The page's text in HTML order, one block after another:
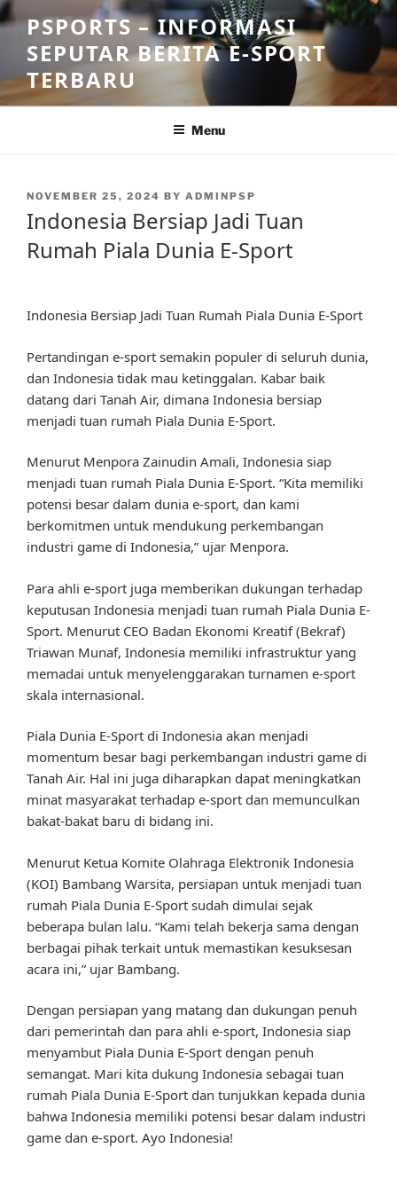
Skip
to
content
PSPORTS – INFORMASI
SEPUTAR BERITA E-SPORT
TERBARU
Menu
POSTED
NOVEMBER 25, 2024 BY ADMINPSP
Indonesia Bersiap Jadi Tuan
Rumah Piala Dunia E-Sport
Indonesia Bersiap Jadi Tuan Rumah Piala Dunia E-Sport
Pertandingan e-sport semakin populer di seluruh dunia,
dan Indonesia tidak mau ketinggalan. Kabar baik
datang dari Tanah Air, dimana Indonesia bersiap
menjadi tuan rumah Piala Dunia E-Sport.
Menurut Menpora Zainudin Amali, Indonesia siap
menjadi tuan rumah Piala Dunia E-Sport. “Kita memiliki
potensi besar dalam dunia e-sport, dan kami
berkomitmen untuk mendukung perkembangan
industri game di Indonesia,” ujar Menpora.
Para ahli e-sport juga memberikan dukungan terhadap
keputusan Indonesia menjadi tuan rumah Piala Dunia E-
Sport. Menurut CEO Badan Ekonomi Kreatif (Bekraf)
Triawan Munaf, Indonesia memiliki infrastruktur yang
memadai untuk menyelenggarakan turnamen e-sport
skala internasional.
Piala Dunia E-Sport di Indonesia akan menjadi
momentum besar bagi perkembangan industri game di
Tanah Air. Hal ini juga diharapkan dapat meningkatkan
minat masyarakat terhadap e-sport dan memunculkan
bakat-bakat baru di bidang ini.
Menurut Ketua Komite Olahraga Elektronik Indonesia
(KOI) Bambang Warsita, persiapan untuk menjadi tuan
rumah Piala Dunia E-Sport sudah dimulai sejak
beberapa bulan lalu. “Kami telah bekerja sama dengan
berbagai pihak terkait untuk memastikan kesuksesan
acara ini,” ujar Bambang.
Dengan persiapan yang matang dan dukungan penuh
dari pemerintah dan para ahli e-sport, Indonesia siap
menyambut Piala Dunia E-Sport dengan penuh
semangat. Mari kita dukung Indonesia sebagai tuan
rumah Piala Dunia E-Sport dan tunjukkan kepada dunia
bahwa Indonesia memiliki potensi besar dalam industri
game dan e-sport. Ayo Indonesia!